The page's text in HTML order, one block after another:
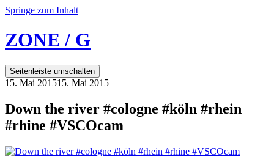
Springe zum Inhalt
ZONE / G
Seitenleiste umschalten
15. Mai 201515. Mai 2015
Down the river #cologne #köln #rhein
#rhine #VSCOcam